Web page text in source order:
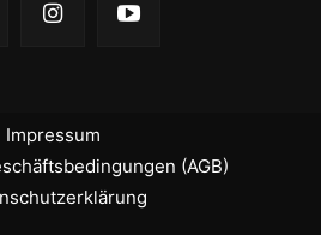
Impressum
(AGB)